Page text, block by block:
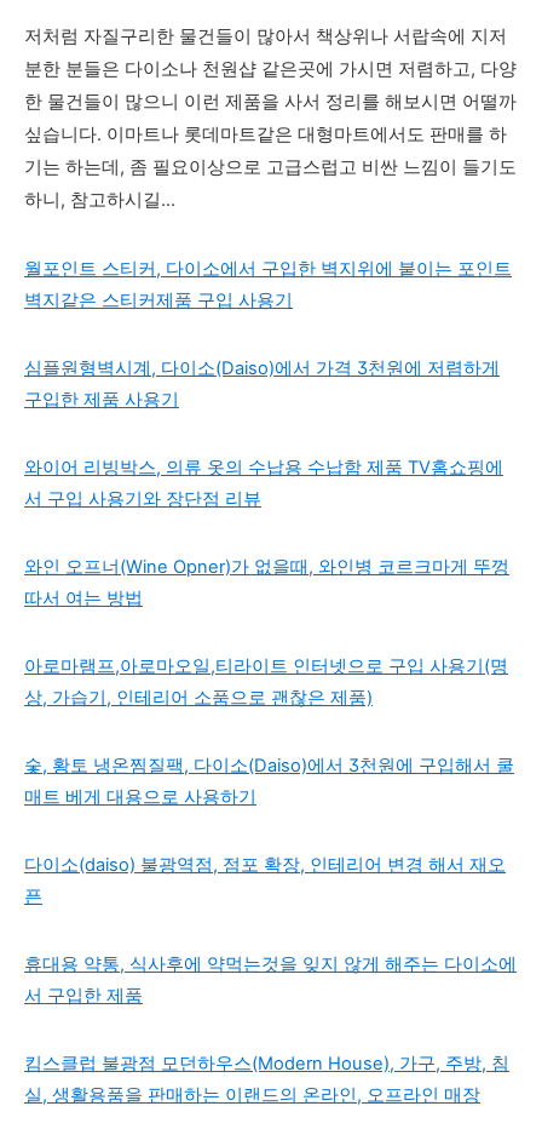
저처럼 자질구리한 물건들이 많아서 책상위나 서랍속에 지저
분한 분들은 다이소나 천원샵 같은곳에 가시면 저렴하고, 다양
한 물건들이 많으니 이런 제품을 사서 정리를 해보시면 어떨까
싶습니다. 이마트나 롯데마트같은 대형마트에서도 판매를 하
기는 하는데, 좀 필요이상으로 고급스럽고 비싼 느낌이 들기도
하니, 참고하시길...
월포인트 스티커, 다이소에서 구입한 벽지위에 붙이는 포인트
벽지같은 스티커제품 구입 사용기
심플원형벽시계, 다이소(Daiso)에서 가격 3천원에 저렴하게
구입한 제품 사용기
와이어 리빙박스, 의류 옷의 수납용 수납함 제품 TV홈쇼핑에
서 구입 사용기와 장단점 리뷰
와인 오프너(Wine Opner)가 없을때, 와인병 코르크마게 뚜껑
따서 여는 방법
아로마램프,아로마오일,티라이트 인터넷으로 구입 사용기(명
상, 가습기, 인테리어 소품으로 괜찮은 제품)
숯, 황토 냉온찜질팩, 다이소(Daiso)에서 3천원에 구입해서 쿨
매트 베게 대용으로 사용하기
다이소(daiso) 불광역점, 점포 확장, 인테리어 변경 해서 재오
픈
휴대용 약통, 식사후에 약먹는것을 잊지 않게 해주는 다이소에
서 구입한 제품
킴스클럽 불광점 모던하우스(Modern House), 가구, 주방, 침
실, 생활용품을 판매하는 이랜드의 온라인, 오프라인 매장